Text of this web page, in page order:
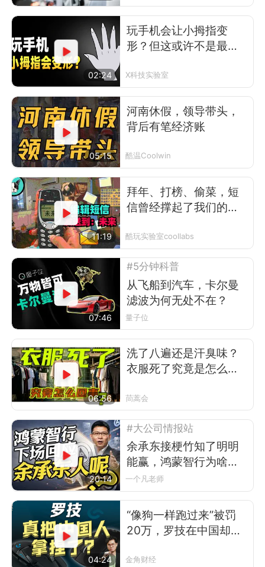
02:24
玩手机会让小拇指变
形？但这或许不是最可
X科技实验室
05:15
河南休假，领导带头，
背后有笔经济账
酷温Coolwin
11:19
拜年、打榜、偷菜，短
信曾经撑起了我们的前
酷玩实验室coollabs
07:46
#5分钟科普
从飞船到汽车，卡尔曼
滤波为何无处不在？
量子位
06:56
洗了八遍还是汗臭味？
衣服死了究竟是怎么回
茼蒿会
20:14
#大公司情报站
余承东接梗竹知了明明
能赢，鸿蒙智行为啥不
让？
一个凡老师
04:24
“像狗一样跑过来”被罚
20万，罗技在中国却卖
金角财经